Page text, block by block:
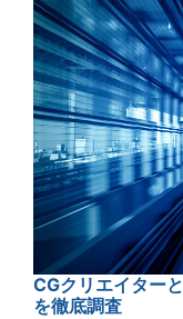
CGクリエイター
を徹底調査